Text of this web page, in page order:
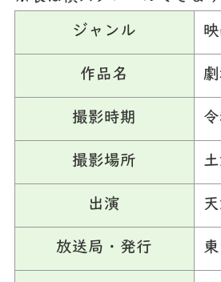
ジャンル
作品名
撮影時期
撮影場所
出演
放送局・発行